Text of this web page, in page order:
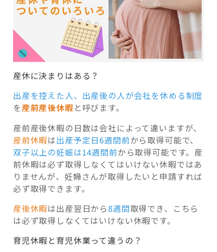
産休に決まりはある？
出産を控えた人、出産後の人が会社を休める制度
を産前産後休暇 と呼びます。
産前産後休暇の日数は会社によって違いますが、
産前休暇は出産予定日6週間前から取得可能で、
双子以上の妊娠は14週間前から取得可能です。産
前休暇は必ず取得しなくてはいけない休暇ではあ
りませんが、妊婦さんが取得したいと申請すれば
必ず取得できます。
産後休暇は出産翌日から8週間取得でき、こちら
は必ず取得しなくてはいけない休暇です。
育児休暇と育児休業って違うの？